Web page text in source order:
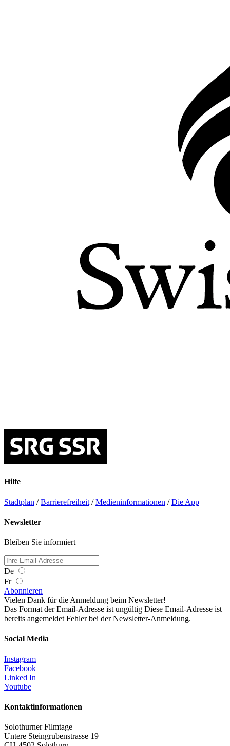
Hilfe
Stadtplan /Barrierefreiheit /Medieninformationen /Die App
Newsletter
Bleiben Sie informiert
De
Fr
Abonnieren
Vielen Dank für die Anmeldung beim Newsletter!
Das Format der Email-Adresse ist ungültig Diese Email-Adresse ist
bereits angemeldet Fehler bei der Newsletter-Anmeldung.
Social Media
Instagram
Facebook
Linked In
Youtube
Kontaktinformationen
Solothurner Filmtage
Untere Steingrubenstrasse 19